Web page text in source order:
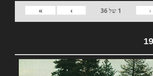
‹
1 של36
›
»